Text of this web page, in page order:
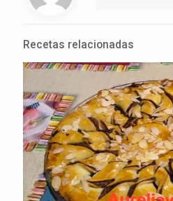
Recetas relacionadas